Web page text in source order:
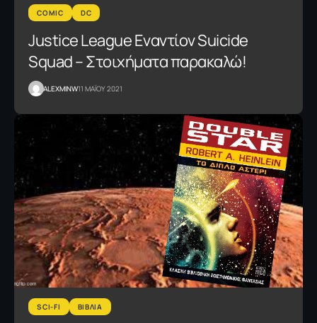
COMIC DC
Justice League Εναντίον Suicide
Squad – Στοιχήματα παρακαλώ!
ALEXMINW11 ΜΑΪΟΥ 2021
SCI-FI ΒΙΒΛΙΑ